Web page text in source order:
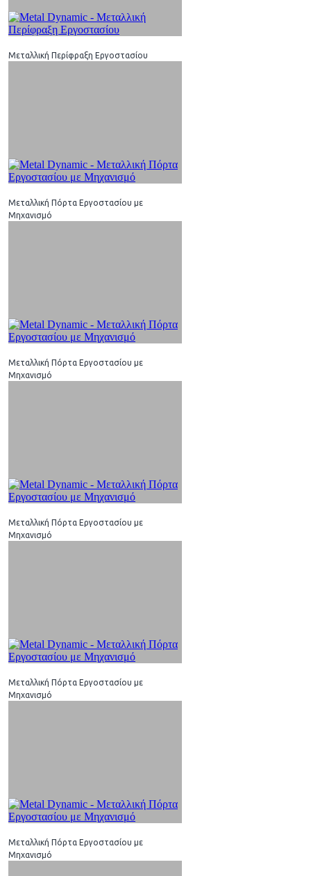
Μεταλλική Περίφραξη Εργοστασίου
Μεταλλική Πόρτα Εργοστασίου με
Μηχανισμό
Μεταλλική Πόρτα Εργοστασίου με
Μηχανισμό
Μεταλλική Πόρτα Εργοστασίου με
Μηχανισμό
Μεταλλική Πόρτα Εργοστασίου με
Μηχανισμό
Μεταλλική Πόρτα Εργοστασίου με
Μηχανισμό